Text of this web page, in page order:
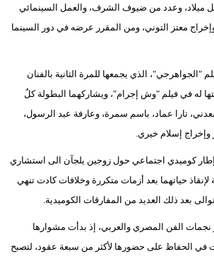
وعدد من ضيوف الشرف، والعمل السينمائي
معتز التوني، ومن المقرر عرضه في دور السينما
"الجواهرجي"، الذي يجمعها للمرة الثانية بالفنان
له في فيلم "وش إجرام"، ويشاركهما البطولة كلٌ
تارا عماد، باسم سمرة، وعارفة عبد الرسول،
إسلام خيري.
كوميدي اجتماعي حول زوجين يلجآن الى استشاري
حياتهما بعد أزمات متكررة وخلافات كادت تنهي
بعد ذلك العديد من المفارقات الكوميدية.
نجمات الفن المصري والعربي، إذ بدأت مشوارها
في الحفاظ على حضورها لأكثر من سبعة عقود، لتصبح